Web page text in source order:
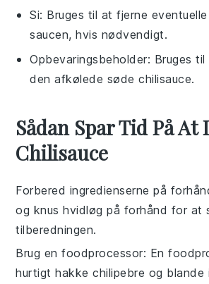
Si: Bruges til at fjerne
saucen, hvis nødvendigt.
Opbevaringsbeholder: Bruges
den afkølede søde chilisauce.
Sådan Spar Tid På At
Chilisauce
Forbered ingredienserne på
og knushvidløg på forhånd for at
tilberedningen.
Brug en foodprocessor: En
hurtigt hakkechilipebre og blande